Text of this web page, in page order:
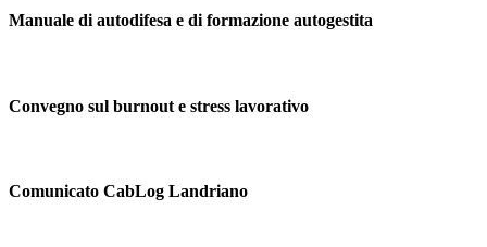
Manuale di autodifesa e di formazione autogestita
Convegno sul burnout e stress lavorativo
Comunicato CabLog Landriano